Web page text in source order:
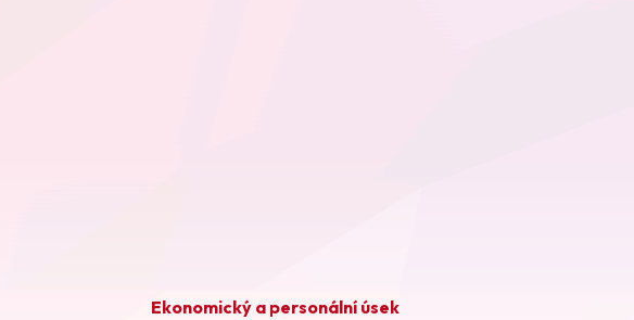
Ekonomický a personální úsek